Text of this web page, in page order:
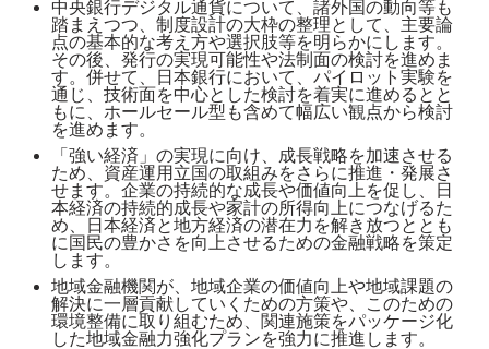
中央銀行デジタル通貨について、諸外国の動向等も
踏まえつつ、制度設計の大枠の整理として、主要論
点の基本的な考え方や選択肢等を明らかにします。
その後、発行の実現可能性や法制面の検討を進めま
す。併せて、日本銀行において、パイロット実験を
通じ、技術面を中心とした検討を着実に進めるとと
もに、ホールセール型も含めて幅広い観点から検討
を進めます。
「強い経済」の実現に向け、成長戦略を加速させる
ため、資産運用立国の取組みをさらに推進・発展さ
せます。企業の持続的な成長や価値向上を促し、日
本経済の持続的成長や家計の所得向上につなげるた
め、日本経済と地方経済の潜在力を解き放つととも
に国民の豊かさを向上させるための金融戦略を策定
します。
地域金融機関が、地域企業の価値向上や地域課題の
解決に一層貢献していくための方策や、このための
環境整備に取り組むため、関連施策をパッケージ化
した地域金融力強化プランを強力に推進します。